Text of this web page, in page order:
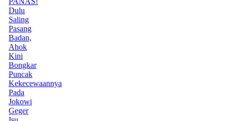
Dulu
Saling
Pasang
Badan,
Ahok
Kini
Bongkar
Puncak
Kekecewaannya
Pada
Jokowi
Geger